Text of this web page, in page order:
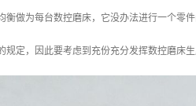
衡做为每台数控磨床，它没办法进行一个零
规定，因此要考虑到充份充分发挥数控磨床